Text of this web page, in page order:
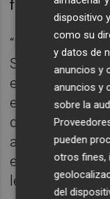
fue
“Hay que dar
Supercopa.
estamos en
empezamos
de perdidas
aprovechó
estaba lo
levantarse de
dispositivo
como su
y datos de
anuncios y
anuncios y
sobre la
pueden
otros fines,
del